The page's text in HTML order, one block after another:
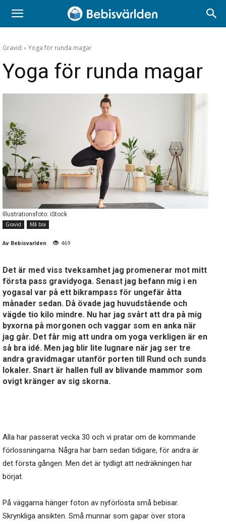
Gravid Yoga för runda magar
Yoga för runda magar
Illustrationsfoto: iStock
Gravid
Må bra
Av Bebisvarlden 469
Det är med viss tveksamhet jag promenerar mot mitt
första pass gravidyoga. Senast jag befann mig i en
yogasal var på ett bikrampass för ungefär åtta
månader sedan. Då övade jag huvudstående och
vägde tio kilo mindre. Nu har jag svårt att dra på mig
byxorna på morgonen och vaggar som en anka när
jag går. Det får mig att undra om yoga verkligen är en
så bra idé. Men jag blir lite lugnare när jag ser tre
andra gravidmagar utanför porten till Rund och sunds
lokaler. Snart är hallen full av blivande mammor som
ovigt kränger av sig skorna.
Alla har passerat vecka 30 och vi pratar om de kommande
förlossningarna. Några har barn sedan tidigare, för andra är
det första gången. Men det är tydligt att nedräkningen har
börjat.
På väggarna hänger foton av nyförlösta små bebisar.
Skrynkliga ansikten. Små munnar som gapar över stora